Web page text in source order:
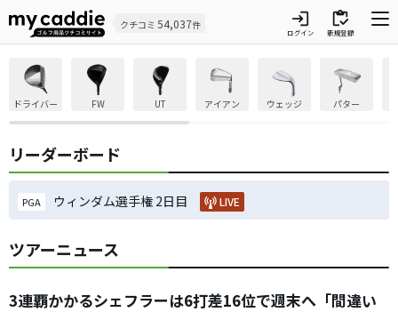
クチコミ 54,037件 login
ログイン
inventory
新規登録
ドライバー FW UT アイアン ウェッジ パター
リーダーボード
PGA ウィンダム選手権 2日目 LIVE
ツアーニュース
3連覇かかるシェフラーは6打差16位で週末へ「間違い